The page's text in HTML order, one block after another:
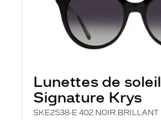
Lunettes de soleil
Signature Krys
SKE2538-E 402 NOIR BRILLANT